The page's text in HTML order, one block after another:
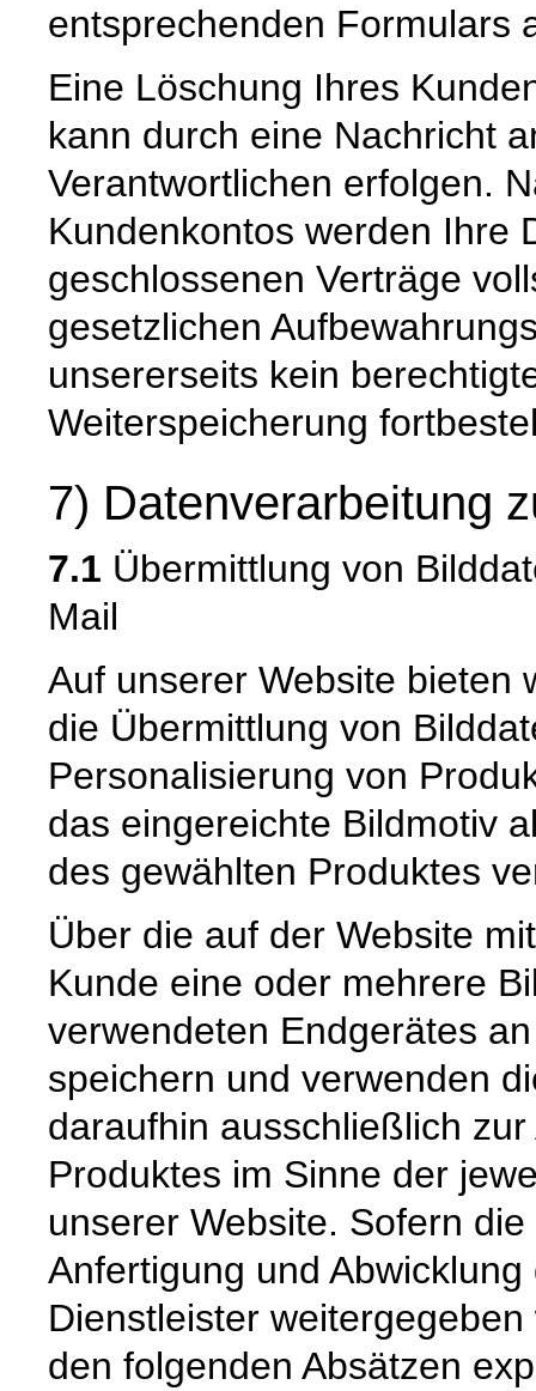
entsprechenden Formulars
Eine Löschung Ihres
kann durch eine Nachricht
Verantwortlichen erfolgen.
Kundenkontos werden Ihre
geschlossenen Verträge
gesetzlichen
unsererseits kein
Weiterspeicherung
7) Datenverarbeitung
7.1 Übermittlung von
Mail
Auf unserer Website bieten
die Übermittlung von
Personalisierung von
das eingereichte Bildmotiv
des gewählten Produktes
Über die auf der Website
Kunde eine oder mehrere
verwendeten Endgerätes
speichern und verwenden
daraufhin ausschließlich
Produktes im Sinne der
unserer Website. Sofern
Anfertigung und
Dienstleister
den folgenden Absätzen